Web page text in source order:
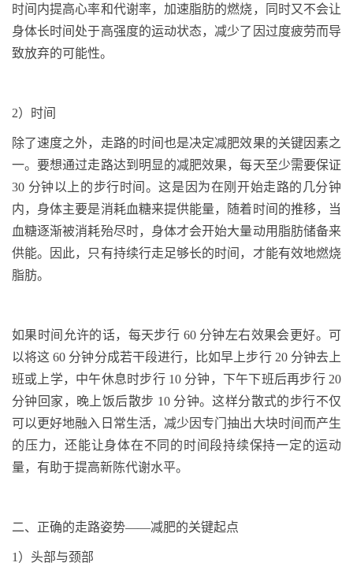
时间内提高心率和代谢率，加速脂肪的燃烧，同时又不会让
身体长时间处于高强度的运动状态，减少了因过度疲劳而导
致放弃的可能性。
2）时间
除了速度之外，走路的时间也是决定减肥效果的关键因素之
一。要想通过走路达到明显的减肥效果，每天至少需要保证
30 分钟以上的步行时间。这是因为在刚开始走路的几分钟
内，身体主要是消耗血糖来提供能量，随着时间的推移，当
血糖逐渐被消耗殆尽时，身体才会开始大量动用脂肪储备来
供能。因此，只有持续行走足够长的时间，才能有效地燃烧
脂肪。
如果时间允许的话，每天步行 60 分钟左右效果会更好。可
以将这60 分钟分成若干段进行，比如早上步行 20 分钟去上
班或上学，中午休息时步行 10 分钟，下午下班后再步行 20
分钟回家，晚上饭后散步 10 分钟。这样分散式的步行不仅
可以更好地融入日常生活，减少因专门抽出大块时间而产生
的压力，还能让身体在不同的时间段持续保持一定的运动
量，有助于提高新陈代谢水平。
二、正确的走路姿势——减肥的关键起点
1 ）头部与颈部